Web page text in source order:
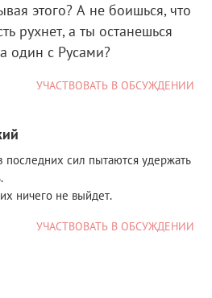
этого? А не боишься, что
рухнет, а ты останешься
один с Русами?
УЧАСТВОВАТЬ В ОБСУЖДЕНИИ
последних сил пытаются удержать
ничего не выйдет.
УЧАСТВОВАТЬ В ОБСУЖДЕНИИ